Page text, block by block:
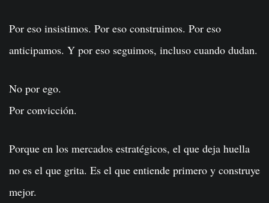
Por eso insistimos. Por eso construimos. Por eso
anticipamos. Y por eso seguimos, incluso cuando dudan.
No por ego.
Por convicción.
Porque en los mercados estratégicos, el que deja huella
no es el que grita. Es el que entiende primero y construye
mejor.